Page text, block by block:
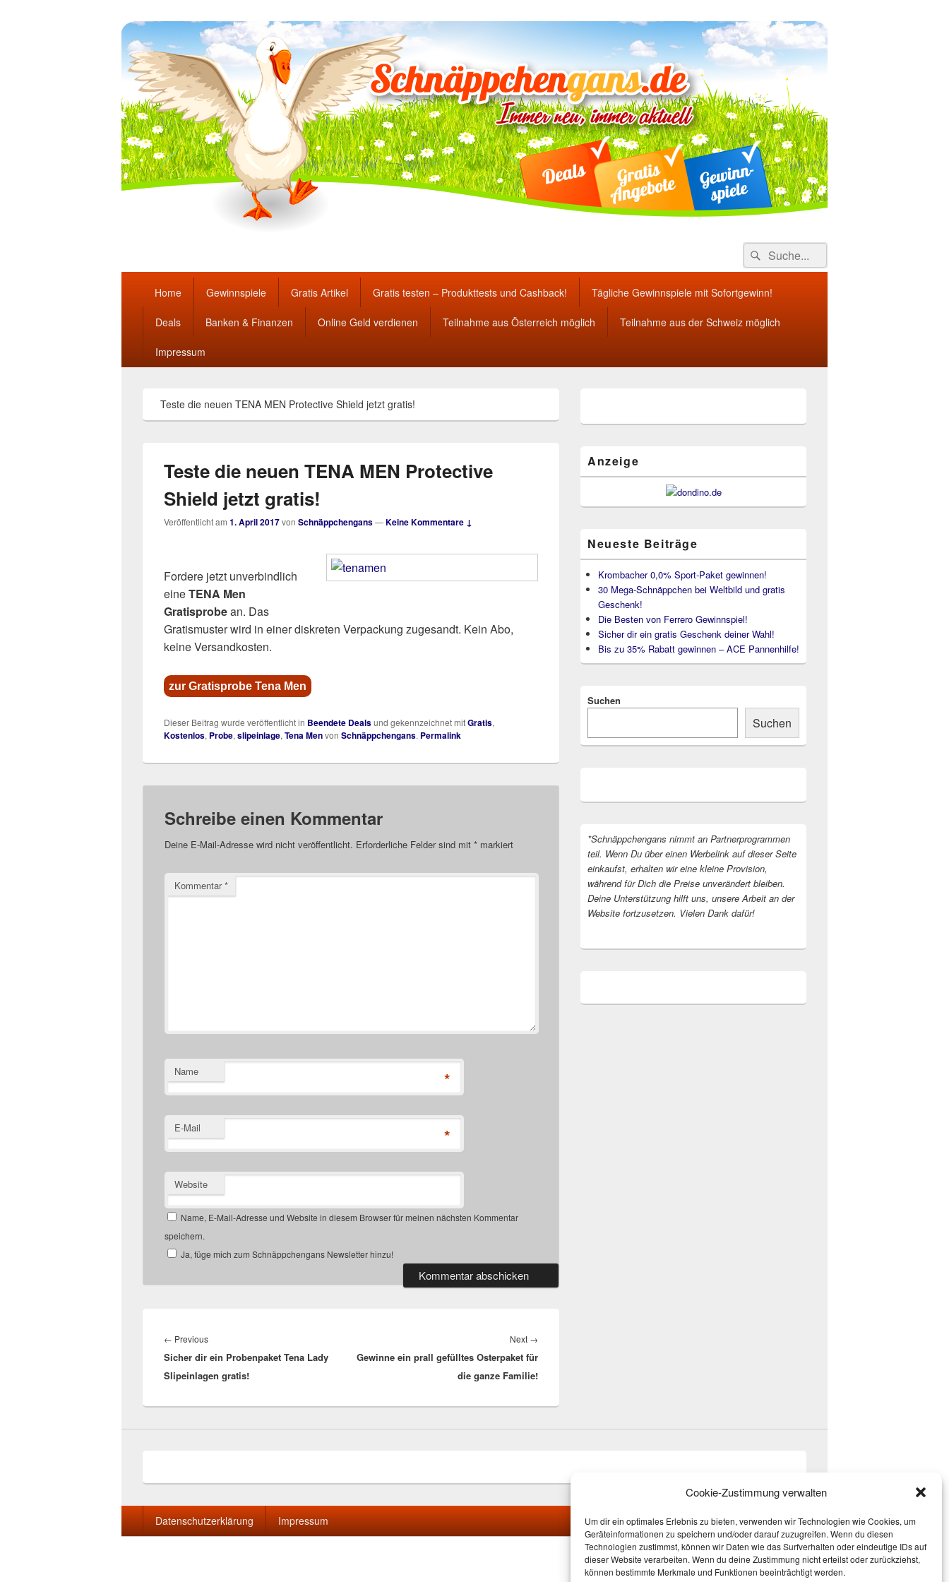
Cookie-Zustimmung verwalten
Um dir ein optimales Erlebnis zu bieten, verwenden wir Technologien wie Cookies, um
Geräteinformationen zu speichern und/oder darauf zuzugreifen. Wenn du diesen
Technologien zustimmst, können wir Daten wie das Surfverhalten oder eindeutige IDs auf
dieser Website verarbeiten. Wenn du deine Zustimmung nicht erteilst oder zurückziehst,
können bestimmte Merkmale und Funktionen beeinträchtigt werden.
Täglich die besten Gewinnspiele und Angebote
Search
for:
Suche
Home Gewinnspiele Gratis Artikel Gratis testen – Produkttests und Cashback! Tägliche Gewinnspiele mit Sofortgewinn!
Deals Banken & Finanzen Online Geld verdienen Teilnahme aus Österreich möglich Teilnahme aus der Schweiz möglich
Impressum
Teste die neuen TENA MEN Protective Shield jetzt gratis!
Teste die neuen TENA MEN Protective
Shield jetzt gratis!
Veröffentlicht am 1. April 2017von Schnäppchengans—Keine Kommentare ↓
Fordere jetzt unverbindlich
eineTENA Men
Gratisprobean. Das
Gratismuster wird in einer diskreten Verpackung zugesandt. Kein Abo,
keine Versandkosten.
zur Gratisprobe Tena Men
Dieser Beitrag wurde veröffentlicht in Beendete Dealsund gekennzeichnet mitGratis,
Kostenlos, Probe, slipeinlage, Tena Menvon Schnäppchengans. Permalink
Schreibe einen Kommentar
Deine E-Mail-Adresse wird nicht veröffentlicht. Erforderliche Felder sind mit * markiert
Kommentar*
Name *
E-Mail *
Website
Name, E-Mail-Adresse und Website in diesem Browser für meinen nächsten Kommentar
speichern.
Ja, füge mich zum Schnäppchengans Newsletter hinzu!
← PreviousPrevious
post:
Sicher dir ein Probenpaket Tena Lady
Slipeinlagen gratis!
Next →
post:
Gewinne ein prall gefülltes Osterpaket für
die ganze Familie!
Widget-
Anzeige
Neueste Beiträge
Krombacher 0,0% Sport-Paket gewinnen!
30 Mega-Schnäppchen bei Weltbild und gratis
Geschenk!
Die Besten von Ferrero Gewinnspiel!
Sicher dir ein gratis Geschenk deiner Wahl!
Bis zu 35% Rabatt gewinnen – ACE Pannenhilfe!
Suchen
Suchen
*Schnäppchengans nimmt an Partnerprogrammen
teil. Wenn Du über einen Werbelink auf dieser Seite
einkaufst, erhalten wir eine kleine Provision,
während für Dich die Preise unverändert bleiben.
Deine Unterstützung hilft uns, unsere Arbeit an der
Website fortzusetzen. Vielen Dank dafür!
Seitenfuß-
Menü Datenschutzerklärung Impressum